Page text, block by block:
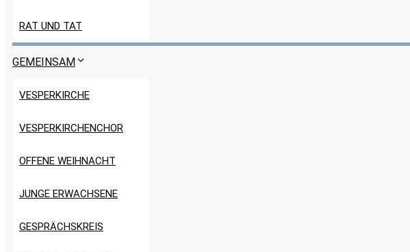
RAT UND TAT
GEMEINSAM
VESPERKIRCHE
VESPERKIRCHENCHOR
OFFENE WEIHNACHT
JUNGE ERWACHSENE
GESPRÄCHSKREIS